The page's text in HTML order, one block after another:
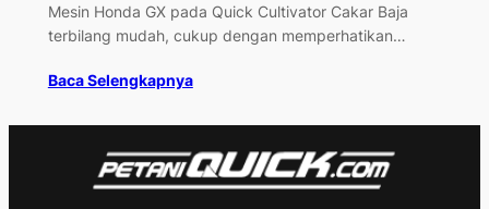
Mesin Honda GX pada Quick Cultivator Cakar Baja
terbilang mudah, cukup dengan memperhatikan…
Baca Selengkapnya